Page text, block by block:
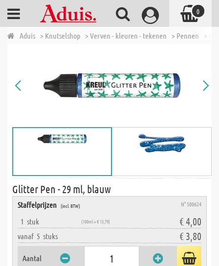
Aduis > Knutselshop > Verven - kleuren - tekenen > Pennen >
Glitter Pen - 29 ml, blauw
Staffelprijzen (incl. BTW) N° 500624
1 stuk (100ml = € 13,79) € 4,00
vanaf 5 stuks € 3,80
Aantal
0